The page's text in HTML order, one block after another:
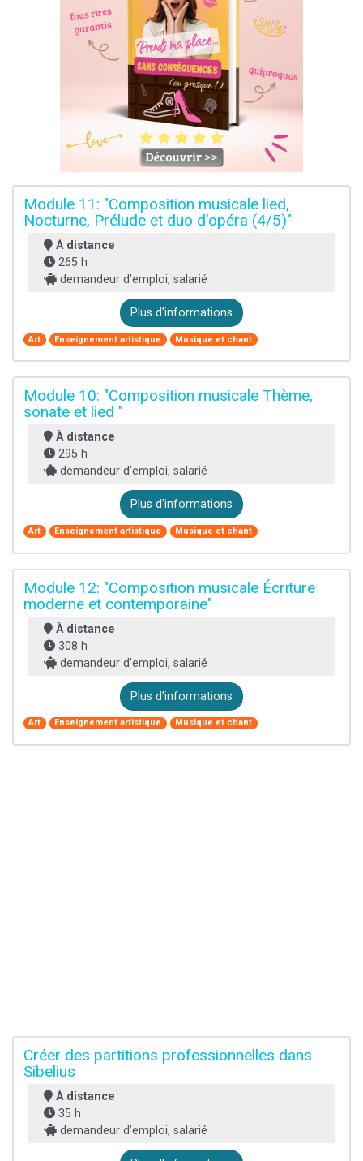
Module 11: "Composition musicale lied,
Nocturne, Prélude et duo d'opéra (4/5)"
À distance
265 h
demandeur d’emploi, salarié
Plus d'informations
Art Enseignement artistique Musique et chant
Module 10: "Composition musicale Thème,
sonate et lied "
À distance
295 h
demandeur d’emploi, salarié
Plus d'informations
Art Enseignement artistique Musique et chant
Module 12: "Composition musicale Écriture
moderne et contemporaine"
À distance
308 h
demandeur d’emploi, salarié
Plus d'informations
Art Enseignement artistique Musique et chant
Créer des partitions professionnelles dans
Sibelius
À distance
35 h
demandeur d’emploi, salarié